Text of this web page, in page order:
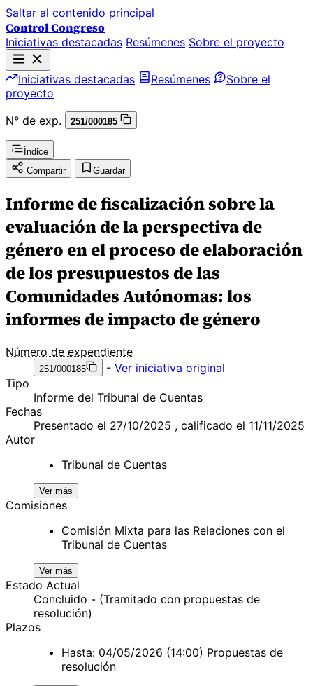
Saltar al contenido principal
Control Congreso
Iniciativas destacadas Resúmenes Sobre el proyecto
Iniciativas destacadas Resúmenes
Sobre el
proyecto
N° de exp.
251/000185
Índice
Compartir
Guardar
Informe de fiscalización sobre la
evaluación de la perspectiva de
género en el proceso de elaboración
de los presupuestos de las
Comunidades Autónomas: los
informes de impacto de género
Número de expendiente
251/000185 - Ver iniciativa original
Tipo
Informe del Tribunal de Cuentas
Fechas
Presentado el 27/10/2025 , calificado el 11/11/2025
Autor
Tribunal de Cuentas
Ver más
Comisiones
Comisión Mixta para las Relaciones con el
Tribunal de Cuentas
Ver más
Estado Actual
Concluido - (Tramitado con propuestas de
resolución)
Plazos
Hasta: 04/05/2026 (14:00) Propuestas de
resolución